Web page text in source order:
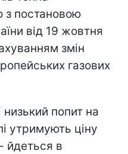
з постановою
від 19 жовтня
змін
газових
низький попит на
утримують ціну
йдеться в